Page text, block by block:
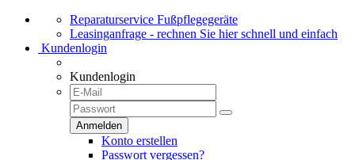
Reparaturservice Fußpflegegeräte
Leasinganfrage - rechnen Sie hier schnell und einfach
Kundenlogin
Kundenlogin
Konto erstellen
Passwort vergessen?